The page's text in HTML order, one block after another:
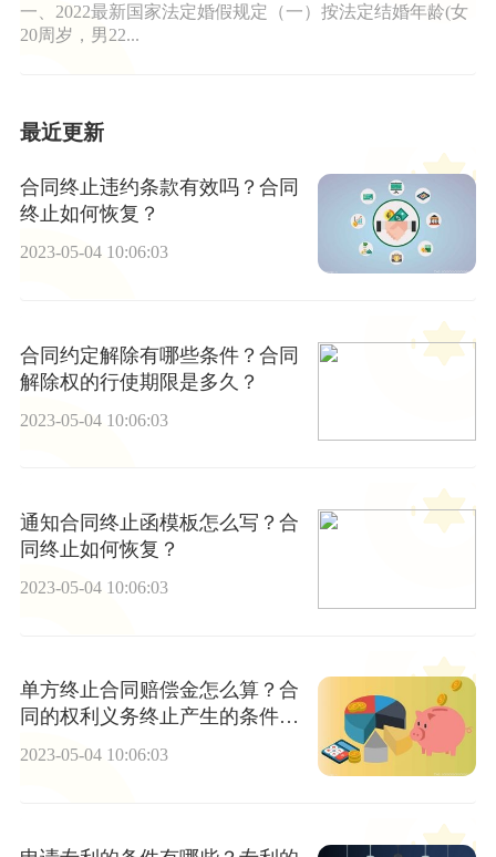
一、2022最新国家法定婚假规定（一）按法定结婚年龄(女
20周岁，男22...
最近更新
合同终止违约条款有效吗？合同
终止如何恢复？
2023-05-04 10:06:03
合同约定解除有哪些条件？合同
解除权的行使期限是多久？
2023-05-04 10:06:03
通知合同终止函模板怎么写？合
同终止如何恢复？
2023-05-04 10:06:03
单方终止合同赔偿金怎么算？合
同的权利义务终止产生的条件是
什么？
2023-05-04 10:06:03